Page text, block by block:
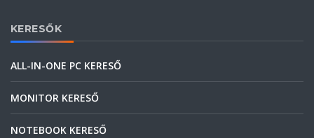
KERESŐK
ALL-IN-ONE PC KERESŐ
MONITOR KERESŐ
NOTEBOOK KERESŐ